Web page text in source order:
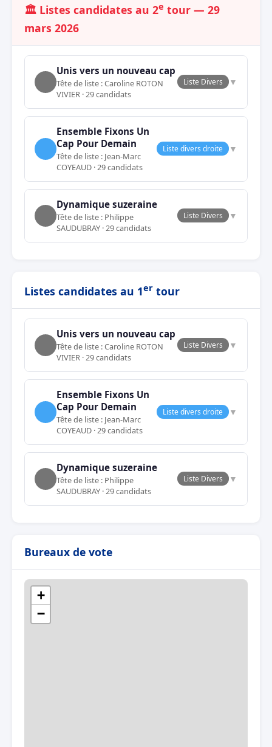
🏛️ Listes candidates au 2e tour — 29
mars 2026
Unis vers un nouveau cap
Tête de liste : Caroline ROTON
VIVIER · 29 candidats
Liste Divers ▼
Ensemble Fixons Un
Cap Pour Demain
Tête de liste : Jean-Marc
COYEAUD · 29 candidats
Liste divers droite ▼
Dynamique suzeraine
Tête de liste : Philippe
SAUDUBRAY · 29 candidats
Liste Divers ▼
Listes candidates au 1er tour
Unis vers un nouveau cap
Tête de liste : Caroline ROTON
VIVIER · 29 candidats
Liste Divers ▼
Ensemble Fixons Un
Cap Pour Demain
Tête de liste : Jean-Marc
COYEAUD · 29 candidats
Liste divers droite ▼
Dynamique suzeraine
Tête de liste : Philippe
SAUDUBRAY · 29 candidats
Liste Divers ▼
Bureaux de vote
+
−